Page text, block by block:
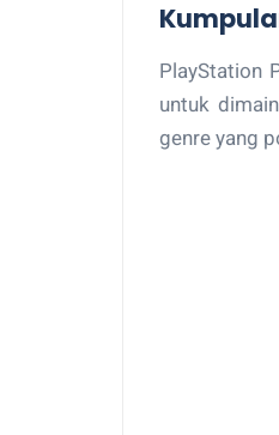
PlayStation
untuk
genre yang